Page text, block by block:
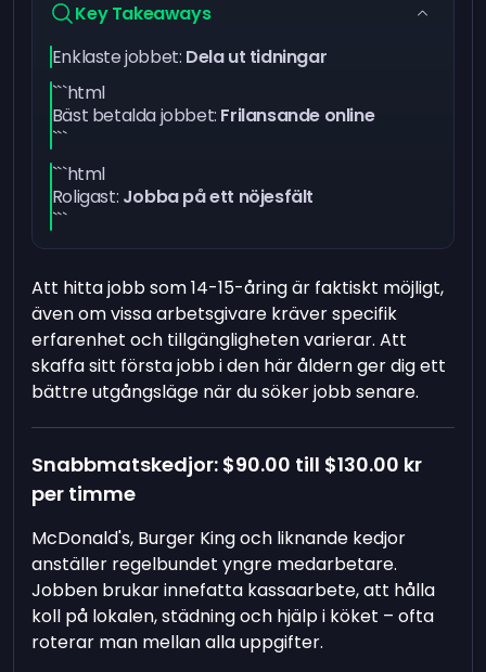
Key Takeaways
Enklaste jobbet: Dela ut tidningar
```html
Bäst betalda jobbet: Frilansande online
```
```html
Roligast: Jobba på ett nöjesfält
```
Att hitta jobb som 14-15-åring är faktiskt möjligt,
även om vissa arbetsgivare kräver specifik
erfarenhet och tillgängligheten varierar. Att
skaffa sitt första jobb i den här åldern ger dig ett
bättre utgångsläge när du söker jobb senare.
Snabbmatskedjor: $90.00 till $130.00 kr
per timme
McDonald's, Burger King och liknande kedjor
anställer regelbundet yngre medarbetare.
Jobben brukar innefatta kassaarbete, att hålla
koll på lokalen, städning och hjälp i köket – ofta
roterar man mellan alla uppgifter.